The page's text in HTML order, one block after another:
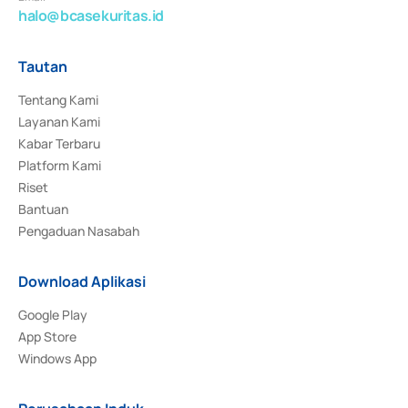
halo@bcasekuritas.id
Tautan
Tentang Kami
Layanan Kami
Kabar Terbaru
Platform Kami
Riset
Bantuan
Pengaduan Nasabah
Download Aplikasi
Google Play
App Store
Windows App